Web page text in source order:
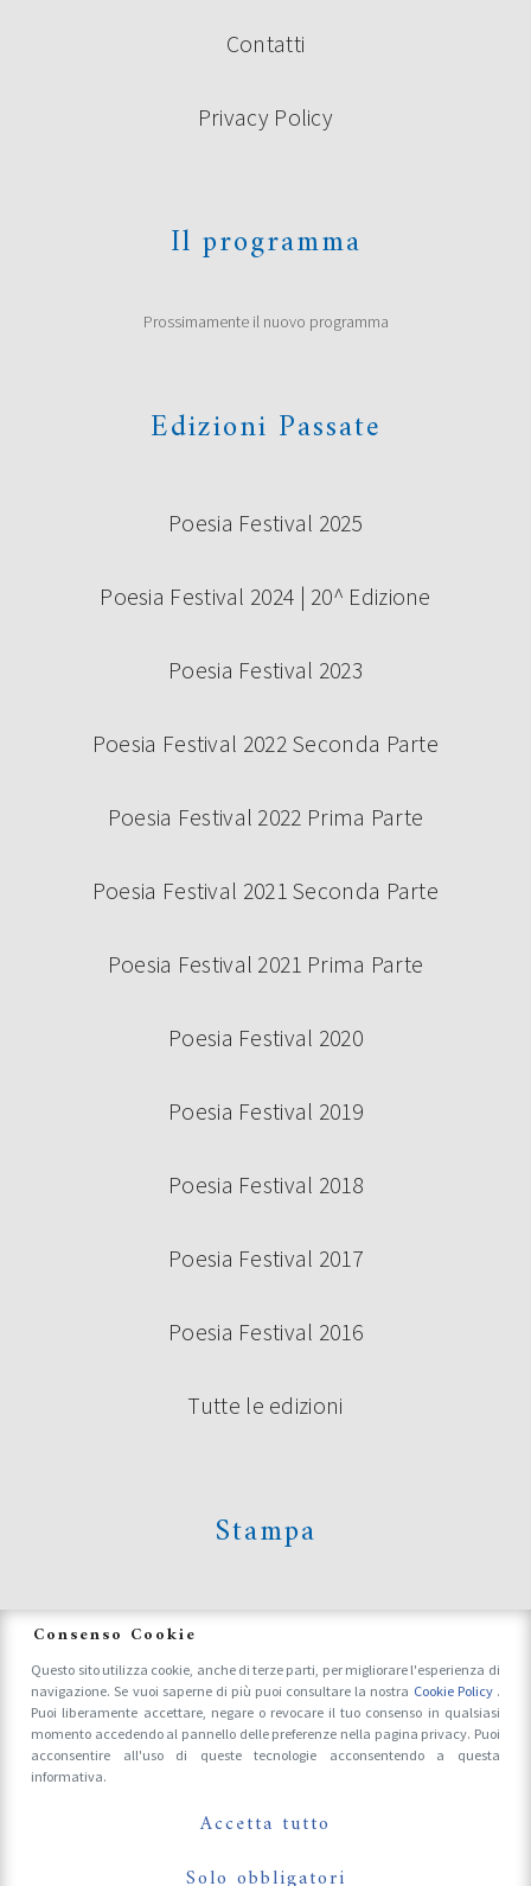
Contatti
Privacy Policy
Il programma
Prossimamente il nuovo programma
Edizioni Passate
Poesia Festival 2025
Poesia Festival 2024 | 20^ Edizione
Poesia Festival 2023
Poesia Festival 2022 Seconda Parte
Poesia Festival 2022 Prima Parte
Poesia Festival 2021 Seconda Parte
Poesia Festival 2021 Prima Parte
Poesia Festival 2020
Poesia Festival 2019
Poesia Festival 2018
Poesia Festival 2017
Poesia Festival 2016
Tutte le edizioni
Stampa
Accrediti Stampa e Fotografi
Follow Us On
Consenso Cookie
Questo sito utilizza cookie, anche di terze parti, per migliorare l'esperienza di
navigazione. Se vuoi saperne di più puoi consultare la nostra Cookie Policy .
Puoi liberamente accettare, negare o revocare il tuo consenso in qualsiasi
momento accedendo al pannello delle preferenze nella pagina privacy. Puoi
acconsentire all'uso di queste tecnologie acconsentendo a questa
informativa.
Accetta tutto
Solo obbligatori